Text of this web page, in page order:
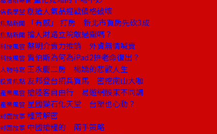
店長學堂 創造人氣品迎戰價格破壞
焦點新聞 「有感」 打房 新北市買房先砍3成
焦點新聞 擋人財路立院敢過關嗎？
科技風雲 蔡明介賣力推銷 外資無情喊賣
科技風雲 賈伯斯為何為iPad2拚老命復出？
人物特寫 王永慶二房 楊嬌的悲歡人生
投資焦點 友邦登台招兵買馬 密挖南山大咖
產業風雲 搶陸客自由行 易遊網股東不同調
產業風雲 星國變石化天堂 台塑也心動？
封面故事 糧荒解密
封面故事 中國搶糧的 兩手策略